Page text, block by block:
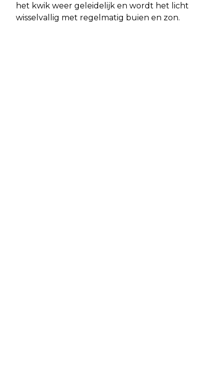
het kwik weer geleidelijk en wordt het licht
wisselvallig met regelmatig buien en zon.